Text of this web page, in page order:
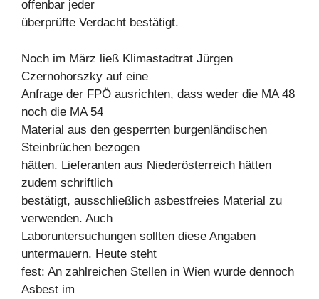
offenbar jeder
überprüfte Verdacht bestätigt.
Noch im März ließ Klimastadtrat Jürgen
Czernohorszky auf eine
Anfrage der FPÖ ausrichten, dass weder die MA 48
noch die MA 54
Material aus den gesperrten burgenländischen
Steinbrüchen bezogen
hätten. Lieferanten aus Niederösterreich hätten
zudem schriftlich
bestätigt, ausschließlich asbestfreies Material zu
verwenden. Auch
Laboruntersuchungen sollten diese Angaben
untermauern. Heute steht
fest: An zahlreichen Stellen in Wien wurde dennoch
Asbest im